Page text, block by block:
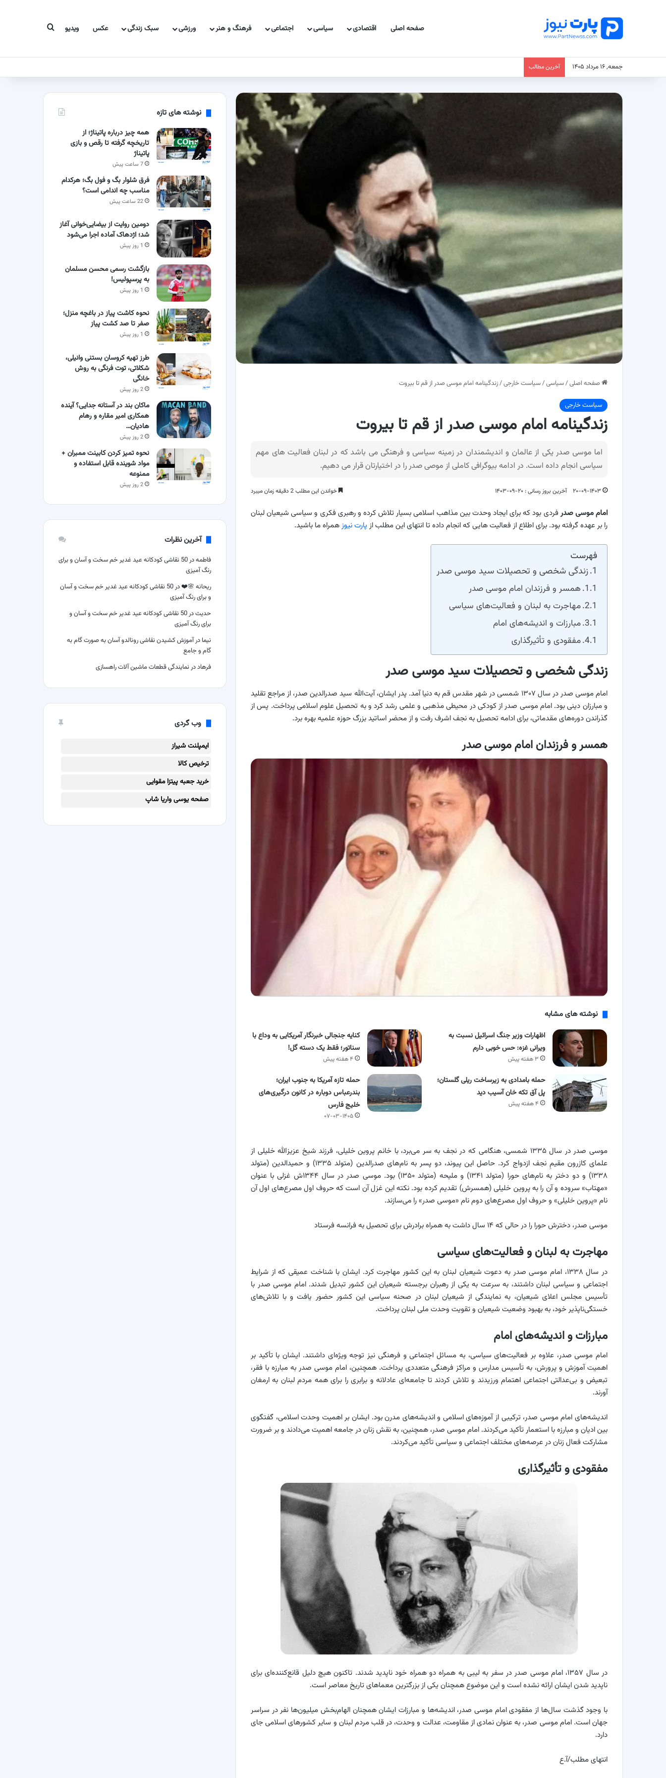
صفحه اصلی اقتصادی سیاسی اجتماعی فرهنگ و هنر ورزشی سبک زندگی عکس ویدیو جستجو برای
جمعه, ۱۶ مرداد ۱۴۰۵ آخرین مطالب
صفحه اصلی/سیاسی/سیاست خارجی/زندگینامه امام موسی صدر از قم تا بیروت
سیاست خارجی
زندگینامه امام موسی صدر از قم تا بیروت
اما موسی صدر یکی از عالمان و اندیشمندان در زمینه سیاسی و فرهنگی می باشد که در لبنان فعالیت های مهم
سیاسی انجام داده است. در ادامه بیوگرافی کاملی از موصی صدر را در اختیارتان قرار می دهیم.
۲۰-۰۹-۱۴۰۳ آخرین بروز رسانی : ۲۰-۰۹-۱۴۰۳ خواندن این مطلب 2 دقیقه زمان میبرد
امام موسی صدر فردی بود که برای ایجاد وحدت بین مذاهب اسلامی بسیار تلاش کرده و رهبری فکری و سیاسی شیعیان لبنان
را بر عهده گرفته بود. برای اطلاع از فعالیت هایی که انجام داده تا انتهای این مطلب از پارت نیوزهمراه ما باشید.
فهرست
زندگی شخصی و تحصیلات سید موسی صدر
همسر و فرزندان امام موسی صدر
مهاجرت به لبنان و فعالیت‌های سیاسی
مبارزات و اندیشه‌های امام
مفقودی و تأثیرگذاری
زندگی شخصی و تحصیلات سید موسی صدر
امام موسی صدر در سال ۱۳۰۷ شمسی در شهر مقدس قم به دنیا آمد. پدر ایشان، آیت‌الله سید صدرالدین صدر، از مراجع تقلید
و مبارزان دینی بود. امام موسی صدر از کودکی در محیطی مذهبی و علمی رشد کرد و به تحصیل علوم اسلامی پرداخت. پس از
گذراندن دوره‌های مقدماتی، برای ادامه تحصیل به نجف اشرف رفت و از محضر اساتید بزرگ حوزه علمیه بهره برد.
همسر و فرزندان امام موسی صدر
نوشته های مشابه
اظهارات وزیر جنگ اسرائیل نسبت به
ویرانی غزه: حس خوبی دارم
۳ هفته پیش
کنایه جنجالی خبرنگار آمریکایی به وداع با
سناتور؛ فقط یک دسته گل!
۴ هفته پیش
حمله بامدادی به زیرساخت ریلی گلستان؛
پل آق‌ تکه‌ خان آسیب دید
۴ هفته پیش
حمله تازه آمریکا به جنوب ایران؛
بندرعباس دوباره در کانون درگیری‌های
خلیج فارس
۰۷-۰۳-۱۴۰۵
موسی صدر در سال ۱۳۳۵ شمسی، هنگامی که در نجف به سر می‌برد، با خانم پروین خلیلی، فرزند شیخ عزیزالله خلیلی از
علمای کازرون مقیمِ نجف ازدواج کرد. حاصل این پیوند، دو پسر به نام‌های صدرالدین (متولد ۱۳۳۵) و حمیدالدین (متولد
۱۳۳۸) و دو دختر به نام‌های حورا (متولد ۱۳۴۱) و ملیحه (متولد ۱۳۵۰) بود. موسی صدر در سال ۱۳۴۴ش غزلی با عنوان
«مهتاب» سروده و آن را به پروین خلیلی (همسرش) تقدیم کرده بود. نکته این غزل آن است که حروف اول مصرع‌های اول آن
نام «پروین خلیلی» و حروف اول مصرع‌های دوم نام «موسی صدر» را می‌سازند.
موسی صدر، دخترش حورا را در حالی که ۱۴ سال داشت به همراه برادرش برای تحصیل به فرانسه فرستاد
مهاجرت به لبنان و فعالیت‌های سیاسی
در سال ۱۳۳۸، امام موسی صدر به دعوت شیعیان لبنان به این کشور مهاجرت کرد. ایشان با شناخت عمیقی که از شرایط
اجتماعی و سیاسی لبنان داشتند، به سرعت به یکی از رهبران برجسته شیعیان این کشور تبدیل شدند. امام موسی صدر با
تأسیس مجلس اعلای شیعیان، به نمایندگی از شیعیان لبنان در صحنه سیاسی این کشور حضور یافت و با تلاش‌های
خستگی‌ناپذیر خود، به بهبود وضعیت شیعیان و تقویت وحدت ملی لبنان پرداخت.
مبارزات و اندیشه‌های امام
امام موسی صدر، علاوه بر فعالیت‌های سیاسی، به مسائل اجتماعی و فرهنگی نیز توجه ویژه‌ای داشتند. ایشان با تأکید بر
اهمیت آموزش و پرورش، به تأسیس مدارس و مراکز فرهنگی متعددی پرداخت. همچنین، امام موسی صدر به مبارزه با فقر،
تبعیض و بی‌عدالتی اجتماعی اهتمام ورزیدند و تلاش کردند تا جامعه‌ای عادلانه و برابری را برای همه مردم لبنان به ارمغان
آورند.
اندیشه‌های امام موسی صدر، ترکیبی از آموزه‌های اسلامی و اندیشه‌های مدرن بود. ایشان بر اهمیت وحدت اسلامی، گفتگوی
بین ادیان و مبارزه با استعمار تأکید می‌کردند. امام موسی صدر، همچنین، به نقش زنان در جامعه اهمیت می‌دادند و بر ضرورت
مشارکت فعال زنان در عرصه‌های مختلف اجتماعی و سیاسی تأکید می‌کردند.
مفقودی و تأثیرگذاری
در سال ۱۳۵۷، امام موسی صدر در سفر به لیبی به همراه دو همراه خود ناپدید شدند. تاکنون هیچ دلیل قانع‌کننده‌ای برای
ناپدید شدن ایشان ارائه نشده است و این موضوع همچنان یکی از بزرگترین معماهای تاریخ معاصر است.
با وجود گذشت سال‌ها از مفقودی امام موسی صدر، اندیشه‌ها و مبارزات ایشان همچنان الهام‌بخش میلیون‌ها نفر در سراسر
جهان است. امام موسی صدر، به عنوان نمادی از مقاومت، عدالت و وحدت، در قلب مردم لبنان و سایر کشورهای اسلامی جای
دارد.
انتهای مطلب/آ.ع
نوشته های تازه
همه چیز درباره پاتیناژ؛ از
تاریخچه گرفته تا رقص و بازی
پاتیناژ
7 ساعت پیش
فرق شلوار بگ و فول بگ؛ هرکدام
مناسب چه اندامی است؟
22 ساعت پیش
دومین روایت از بیضایی‌خوانی آغاز
شد؛ اژدهاک آماده اجرا می‌شود
1 روز پیش
بازگشت رسمی محسن مسلمان
به پرسپولیس!
1 روز پیش
نحوه کاشت پیاز در باغچه منزل؛
صفر تا صد کشت پیاز
1 روز پیش
طرز تهیه کروسان بستنی وانیلی،
شکلاتی، توت فرنگی به روش
خانگی
2 روز پیش
ماکان بند در آستانه جدایی؟ آینده
همکاری امیر مقاره و رهام
هادیان…
2 روز پیش
نحوه تمیز کردن کابینت ممبران +
مواد شوینده قابل استفاده و
ممنوعه
2 روز پیش
آخرین نظرات
فاطمهدر
50 نقاشی کودکانه عید غدیر خم سخت و آسان و برای
رنگ آمیزی
ریحانه 🌸❤️در
50 نقاشی کودکانه عید غدیر خم سخت و آسان
و برای رنگ آمیزی
حدیثدر
50 نقاشی کودکانه عید غدیر خم سخت و آسان و
برای رنگ آمیزی
نیما درآموزش کشیدن نقاشی رونالدو آسان به صورت گام به
گام و جامع
فرهاددر نمایندگی قطعات ماشین آلات راهسازی
وب گردی
ایمپلنت شیراز
ترخیص کالا
خرید جعبه پیتزا مقوایی
صفحه یوسی واریا شاپ